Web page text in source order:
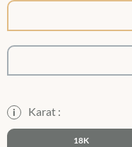
i Karat :
18K